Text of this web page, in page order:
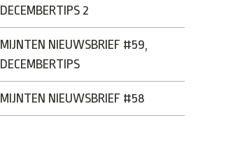
DECEMBERTIPS 2
MIJNTEN NIEUWSBRIEF #59,
DECEMBERTIPS
MIJNTEN NIEUWSBRIEF #58